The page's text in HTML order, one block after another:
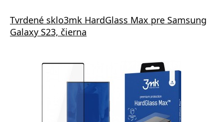
Tvrdené sklo3mk HardGlass Max pre Samsung
Galaxy S23, čierna